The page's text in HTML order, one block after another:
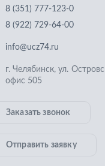
8 (922) 729-64-00
info@ucz74.ru
г. Челябинск
офис 505